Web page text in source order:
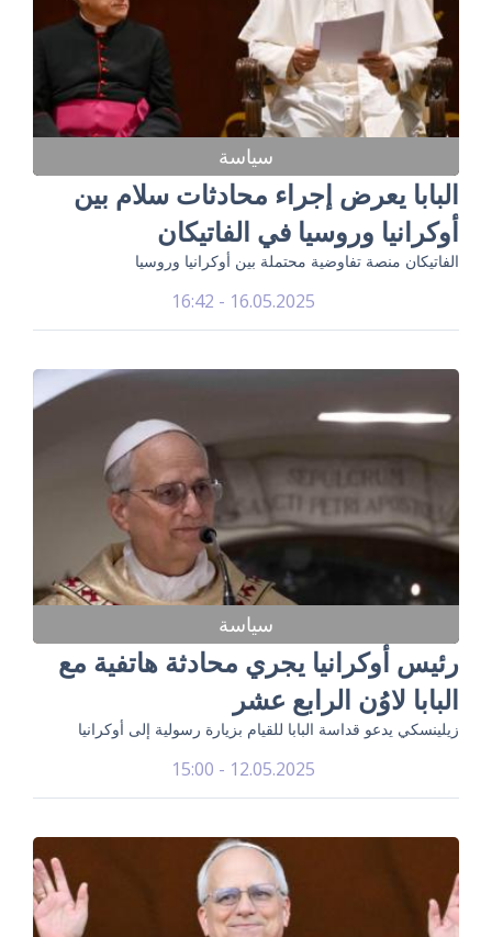
سياسة
البابا يعرض إجراء محادثات سلام بين
أوكرانيا وروسيا في الفاتيكان
الفاتيكان منصة تفاوضية محتملة بين أوكرانيا وروسيا
16.05.2025 - 16:42
سياسة
رئيس أوكرانيا يجري محادثة هاتفية مع
البابا لاوُن الرابع عشر
زيلينسكي يدعو قداسة البابا للقيام بزيارة رسولية إلى أوكرانيا
12.05.2025 - 15:00